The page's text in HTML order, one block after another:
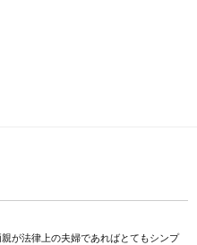
が法律上の夫婦であればとてもシンプ